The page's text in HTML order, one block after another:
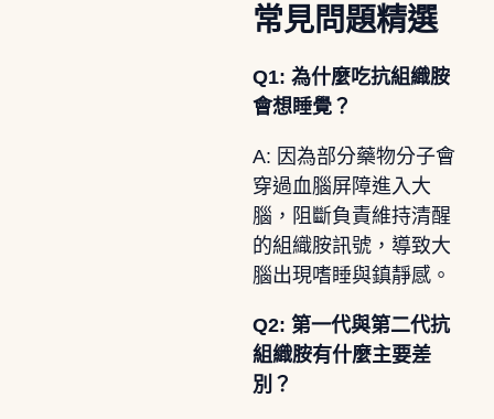
常見問題精選
Q1: 為什麼吃抗組織胺
會想睡覺？
A: 因為部分藥物分子會
穿過血腦屏障進入大
腦，阻斷負責維持清醒
的組織胺訊號，導致大
腦出現嗜睡與鎮靜感。
Q2: 第一代與第二代抗
組織胺有什麼主要差
別？